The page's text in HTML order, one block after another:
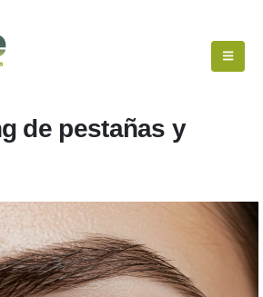
de pestañas y